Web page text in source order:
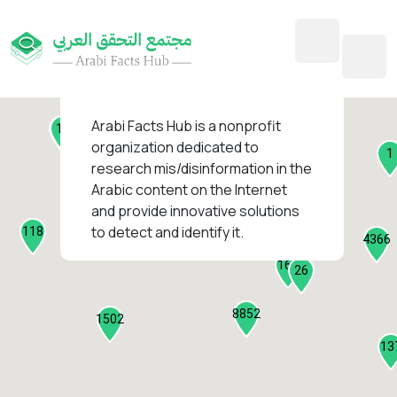
8852
127
4366
1502
118
11
13
3
2
26
1
1
161
Arabi Facts Hubis a nonprofit
organization dedicated to
research mis/disinformation in the
Arabic content on the Internet
and provide innovative solutions
to detect and identify it.